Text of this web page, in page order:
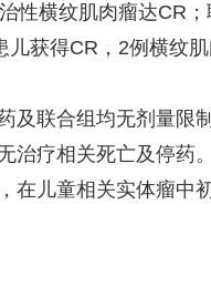
性横纹肌肉瘤达CR
获得CR，2例横纹
及联合组均无剂量限
治疗相关死亡及停药
在儿童相关实体瘤中